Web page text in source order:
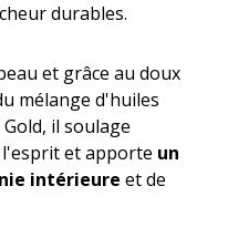
durables.
et grâce au doux
mélange d'huiles
il soulage
l'esprit et apporte un
intérieure et de